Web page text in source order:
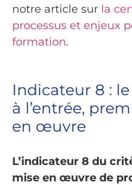
notre article sur la
processus et enjeux
formation.
Indicateur 8 :
à l’entrée,
en œuvre
L’indicateur 8 du
mise en œuvre de